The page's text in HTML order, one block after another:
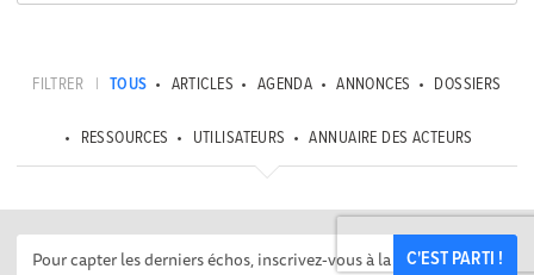
FILTRER | TOUS ARTICLES AGENDA ANNONCES DOSSIERS
RESSOURCES UTILISATEURS ANNUAIRE DES ACTEURS
C'EST PARTI !